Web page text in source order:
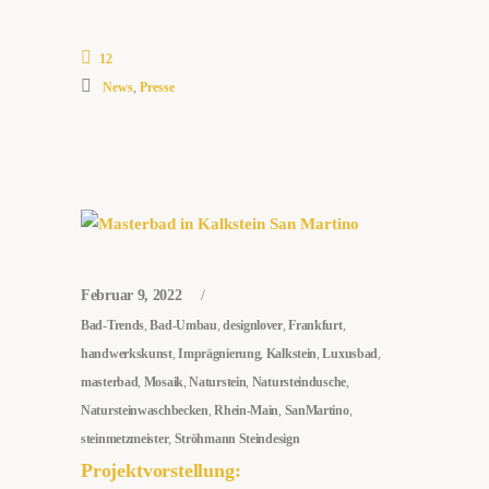
12
News, Presse
Februar 9, 2022
Bad-Trends ,Bad-Umbau ,designlover,Frankfurt,
handwerkskunst,Imprägnierung, Kalkstein ,Luxusbad
masterbad Mosaik ,Naturstein Natursteindusche,
Natursteinwaschbecken ,Rhein-Main SanMartino,
steinmetzmeister, Ströhmann Steindesign
Projektvorstellung: